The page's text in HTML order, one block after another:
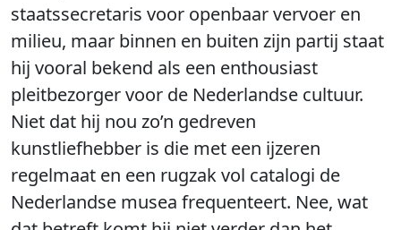
staatssecretaris voor openbaar vervoer en
milieu, maar binnen en buiten zijn partij staat
hij vooral bekend als een enthousiast
pleitbezorger voor de Nederlandse cultuur.
Niet dat hij nou zo’n gedreven
kunstliefhebber is die met een ijzeren
regelmaat en een rugzak vol catalogi de
Nederlandse musea frequenteert. Nee, wat